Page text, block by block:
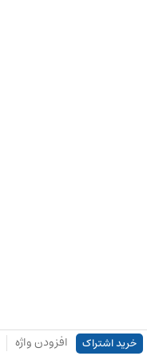
خرید اشتراک افزودن واژه